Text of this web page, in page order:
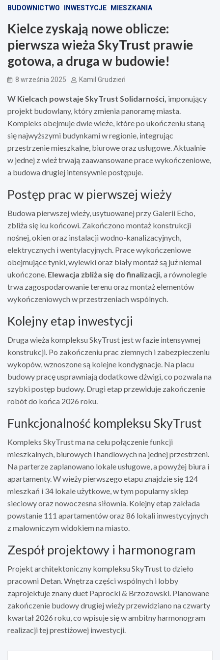
BUDOWNICTWO INWESTYCJE MIESZKANIA
Kielce zyskają nowe oblicze:
pierwsza wieża SkyTrust prawie
gotowa, a druga w budowie!
8 września 2025 Kamil Grudzień
W Kielcach powstaje SkyTrust Solidarności, imponujący
projekt budowlany, który zmienia panoramę miasta.
Kompleks obejmuje dwie wieże, które po ukończeniu staną
się najwyższymi budynkami w regionie, integrując
przestrzenie mieszkalne, biurowe oraz usługowe. Aktualnie
w jednej z wież trwają zaawansowane prace wykończeniowe,
a budowa drugiej intensywnie postępuje.
Postęp prac w pierwszej wieży
Budowa pierwszej wieży, usytuowanej przy Galerii Echo,
zbliża się ku końcowi. Zakończono montaż konstrukcji
nośnej, okien oraz instalacji wodno-kanalizacyjnych,
elektrycznych i wentylacyjnych. Prace wykończeniowe
obejmujące tynki, wylewki oraz biały montaż są już niemal
ukończone. Elewacja zbliża się do finalizacji, a równolegle
trwa zagospodarowanie terenu oraz montaż elementów
wykończeniowych w przestrzeniach wspólnych.
Kolejny etap inwestycji
Druga wieża kompleksu SkyTrust jest w fazie intensywnej
konstrukcji. Po zakończeniu prac ziemnych i zabezpieczeniu
wykopów, wznoszone są kolejne kondygnacje. Na placu
budowy pracę usprawniają dodatkowe dźwigi, co pozwala na
szybki postęp budowy. Drugi etap przewiduje zakończenie
robót do końca 2026 roku.
Funkcjonalność kompleksu SkyTrust
Kompleks SkyTrust ma na celu połączenie funkcji
mieszkalnych, biurowych i handlowych na jednej przestrzeni.
Na parterze zaplanowano lokale usługowe, a powyżej biura i
apartamenty. W wieży pierwszego etapu znajdzie się 124
mieszkań i 34 lokale użytkowe, w tym popularny sklep
sieciowy oraz nowoczesna siłownia. Kolejny etap zakłada
powstanie 111 apartamentów oraz 86 lokali inwestycyjnych
z malowniczym widokiem na miasto.
Zespół projektowy i harmonogram
Projekt architektoniczny kompleksu SkyTrust to dzieło
pracowni Detan. Wnętrza części wspólnych i lobby
zaprojektuje znany duet Paprocki & Brzozowski. Planowane
zakończenie budowy drugiej wieży przewidziano na czwarty
kwartał 2026 roku, co wpisuje się w ambitny harmonogram
realizacji tej prestiżowej inwestycji.